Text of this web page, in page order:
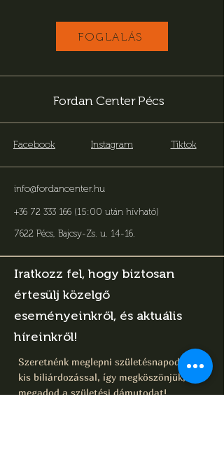
FOGLALÁS
Fordan Center Pécs
Facebook Instagram Tiktok
info@fordancenter.hu
+36 72 333 166 (15:00 után hívható)
7622 Pécs, Bajcsy-Zs. u. 14-16.
Iratkozz fel, hogy biztosan
értesülj közelgő
eseményeinkről, és aktuális
híreinkről!
Szeretnénk meglepni születésnapodra egy
kis biliárdozással, így megköszönjük, ha
megadod a születési dámutodat!